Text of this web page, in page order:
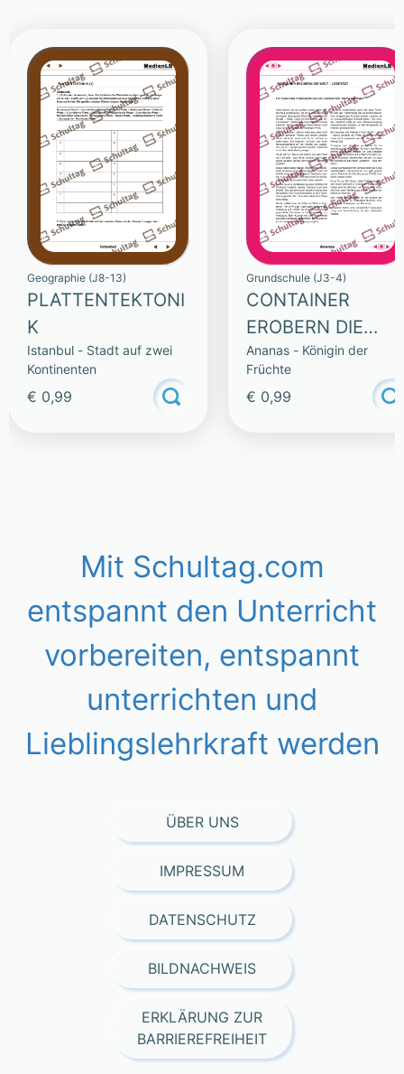
Geographie (J8-13)
PLATTENTEKTONI
K
Istanbul - Stadt auf zwei
Kontinenten
€ 0,99
Grundschule (J3-4)
CONTAINER
EROBERN DIE
WELT – LESETEXT
Ananas - Königin der
Früchte
€ 0,99
Mit Schultag.com
entspannt den Unterricht
vorbereiten, entspannt
unterrichten und
Lieblingslehrkraft werden
ÜBER UNS
IMPRESSUM
DATENSCHUTZ
BILDNACHWEIS
ERKLÄRUNG ZUR
BARRIEREFREIHEIT